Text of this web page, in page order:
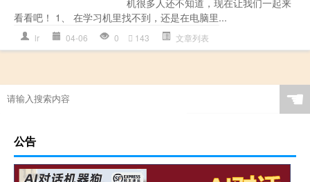
机很多人还不知道，现在让我们一起来
看看吧！ 1、 在学习机里找不到，还是在电脑里...
lr 04-06 0 143 文章列表
☚
公告